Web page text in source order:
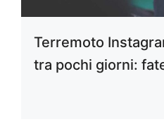
Terremoto
tra pochi giorni: